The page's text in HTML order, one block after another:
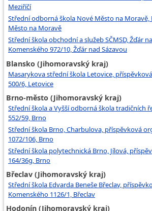
Meziříčí
Střední odborná škola Nové Město na Moravě,
Město na Moravě
Střední škola obchodní a služeb SČMSD, Žďár
Komenského 972/10, Žďár nad Sázavou
Blansko (Jihomoravský kraj)
Masarykova střední škola Letovice,
500/6, Letovice
Brno-město (Jihomoravský kraj)
Střední škola a Vyšší odborná škola tradičních
552/59, Brno
Střední škola Brno, Charbulova, příspěvková
1072/106, Brno
Střední škola polytechnická Brno, Jílová,
164/36g, Brno
Břeclav (Jihomoravský kraj)
Střední škola Edvarda Beneše Břeclav,
Komenského 1126/1, Břeclav
Hodonín (Jihomoravský kraj)